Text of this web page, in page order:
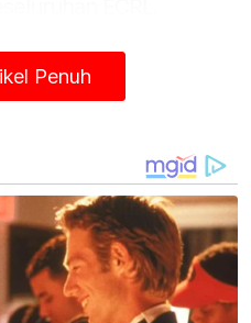
yang dinikmati
Kajang Line
bilion), KLCC
Expressway (RM6.9
(hingga RM8.8
Penuh